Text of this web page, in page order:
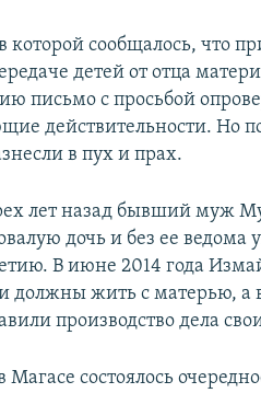
которой сообщалось, что
детей от отца
письмо с просьбой
действительности. Но
в пух и прах.
лет назад бывший муж
дочь и без ее ведома
В июне 2014 года
должны жить с матерью, а
производство дела
Магасе состоялось